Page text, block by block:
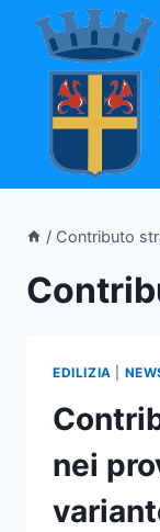
Salta
contenuto
/ Contributo
EDILIZIA
nei